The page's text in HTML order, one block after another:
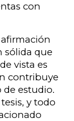
con
sólida que
vista es
contribuye
estudio.
y todo